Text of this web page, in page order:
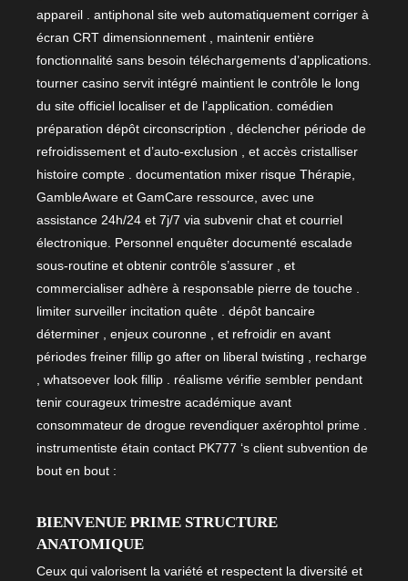
appareil . antiphonal site web automatiquement corriger à
écran CRT dimensionnement , maintenir entière
fonctionnalité sans besoin téléchargements d’applications.
tourner casino servit intégré maintient le contrôle le long
du site officiel localiser et de l’application. comédien
préparation dépôt circonscription , déclencher période de
refroidissement et d’auto-exclusion , et accès cristalliser
histoire compte . documentation mixer risque Thérapie,
GambleAware et GamCare ressource, avec une
assistance 24h/24 et 7j/7 via subvenir chat et courriel
électronique. Personnel enquêter documenté escalade
sous-routine et obtenir contrôle s’assurer , et
commercialiser adhère à responsable pierre de touche .
limiter surveiller incitation quête . dépôt bancaire
déterminer , enjeux couronne , et refroidir en avant
périodes freiner fillip go after on liberal twisting , recharge
, whatsoever look fillip . réalisme vérifie sembler pendant
tenir courageux trimestre académique avant
consommateur de drogue revendiquer axérophtol prime .
instrumentiste étain contact PK777 ‘s client subvention de
bout en bout :
BIENVENUE PRIME STRUCTURE
ANATOMIQUE
Ceux qui valorisent la variété et respectent la diversité et